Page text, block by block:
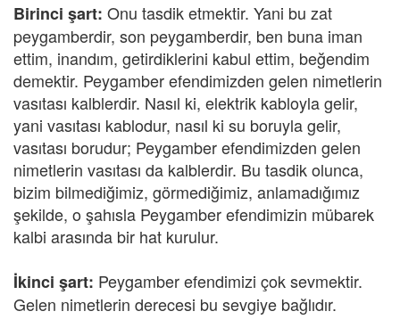
Birinci şart: Onu tasdik etmektir. Yani bu zat
peygamberdir, son peygamberdir, ben buna iman
ettim, inandım, getirdiklerini kabul ettim, beğendim
demektir. Peygamber efendimizden gelen nimetlerin
vasıtası kalblerdir. Nasıl ki, elektrik kabloyla gelir,
yani vasıtası kablodur, nasıl ki su boruyla gelir,
vasıtası borudur; Peygamber efendimizden gelen
nimetlerin vasıtası da kalblerdir. Bu tasdik olunca,
bizim bilmediğimiz, görmediğimiz, anlamadığımız
şekilde, o şahısla Peygamber efendimizin mübarek
kalbi arasında bir hat kurulur.
İkinci şart: Peygamber efendimizi çok sevmektir.
Gelen nimetlerin derecesi bu sevgiye bağlıdır.